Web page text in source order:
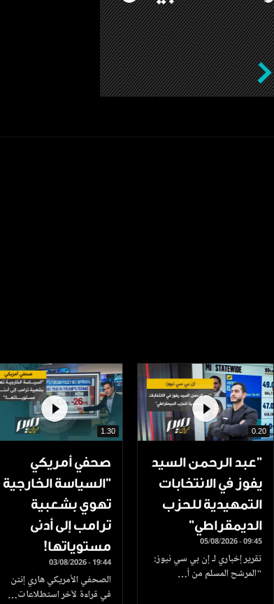
0.20
"عبد الرحمن السيد
يفوز في الانتخابات
التمهيدية للحزب
الديمقراطي"
05/08/2026 - 09:45
تقرير إخباري لـ إن بي سي نيوز:
"المرشح المسلم من أ…
1.30
صحفي أمريكي
"السياسة الخارجية
تهوي بشعبية
ترامب إلى أدنى
مستوياتها!
03/08/2026 - 19:44
الصحفي الأمريكي هاري إنتن
في قراءة لآخر استطلاعات…